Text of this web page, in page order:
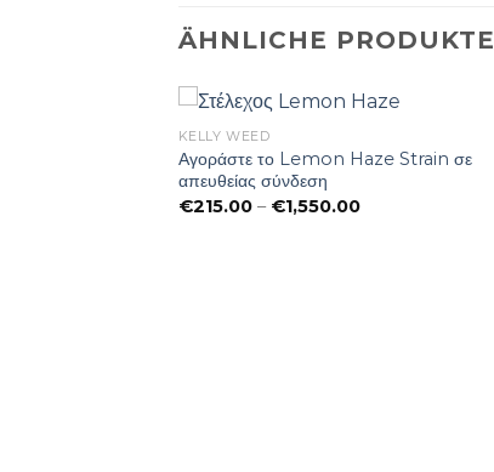
ÄHNLICHE PRODUKTE
KELLY WEED
Αγοράστε το Lemon Haze Strain σε
απευθείας σύνδεση
€215.00 – €1,550.00Preisspanne: